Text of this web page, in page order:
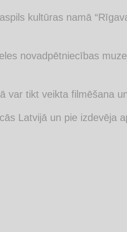
kultūras namā
novadpētniecības
var tikt veikta filmēšana
Latvijā un pie izdevēja